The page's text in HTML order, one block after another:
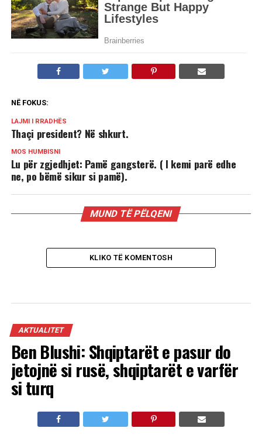
NË FOKUS:
LAJMI I RRADHËS
Thaçi president? Në shkurt.
MOS HUMBISNI
Lu për zgjedhjet: Pamë gangsterë. ( I kemi parë edhe
ne, po bëmë sikur si pamë).
MUND TË PËLQENI
KLIKO TË KOMENTOSH
AKTUALITET
Ben Blushi: Shqiptarët e pasur do
jetojnë si rusë, shqiptarët e varfër
si turq